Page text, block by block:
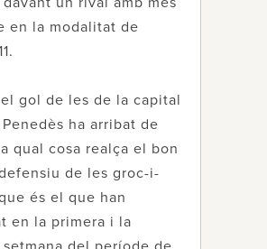
en la modalitat de
gol de les de la capital
Penedès ha arribat de
qual cosa realça el bon
de les groc-i-
és el que han
en la primera i la